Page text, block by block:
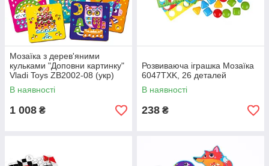
Мозаїка з дерев'яними
кульками "Доповни картинку"
Vladi Toys ZB2002-08 (укр)
В наявності
1 008 ₴
Розвиваюча іграшка Мозаїка
6047TXK, 26 деталей
В наявності
238 ₴